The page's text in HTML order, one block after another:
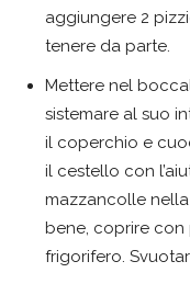
aggiungere 2
tenere da parte.
Mettere nel
sistemare al suo
il coperchio e
il cestello con
mazzancolle
bene, coprire con
frigorifero.